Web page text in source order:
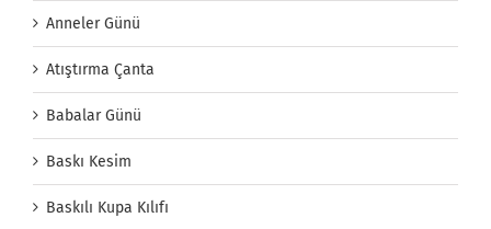
Anneler Günü
Atıştırma Çanta
Babalar Günü
Baskı Kesim
Baskılı Kupa Kılıfı